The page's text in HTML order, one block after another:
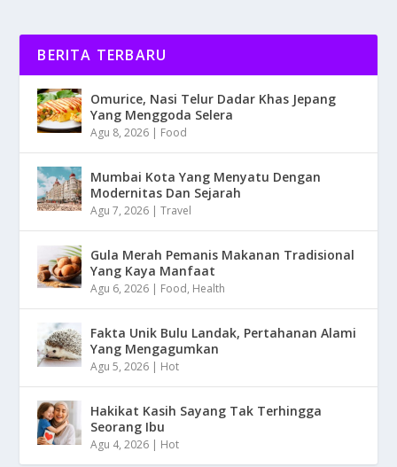
BERITA TERBARU
Omurice, Nasi Telur Dadar Khas Jepang
Yang Menggoda Selera
Agu 8, 2026 | Food
Mumbai Kota Yang Menyatu Dengan
Modernitas Dan Sejarah
Agu 7, 2026 |Travel
Gula Merah Pemanis Makanan Tradisional
Yang Kaya Manfaat
Agu 6, 2026 | Food, Health
Fakta Unik Bulu Landak, Pertahanan Alami
Yang Mengagumkan
Agu 5, 2026 | Hot
Hakikat Kasih Sayang Tak Terhingga
Seorang Ibu
Agu 4, 2026 | Hot